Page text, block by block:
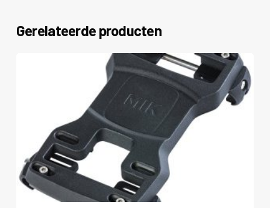
Gerelateerde producten